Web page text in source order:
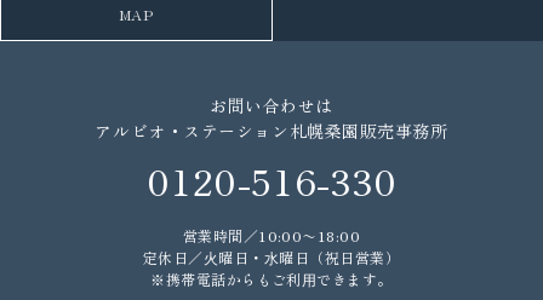
MAP
お問い合わせは
アルビオ・ステーション札幌桑園販売事務所
0120-516-330
営業時間／10:00〜18:00
定休日／⽕曜日・⽔曜日（祝日営業）
※携帯電話からもご利⽤できます。